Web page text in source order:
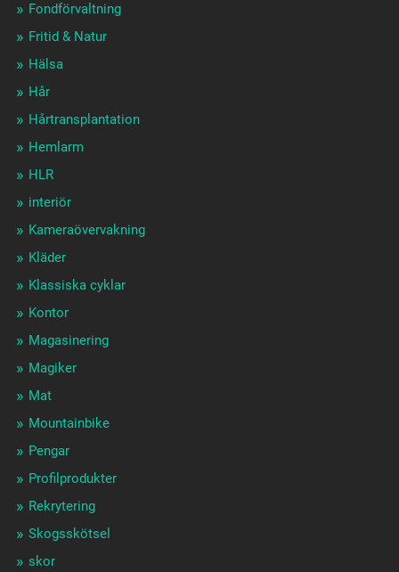
Fondförvaltning
Fritid & Natur
Hälsa
Hår
Hårtransplantation
Hemlarm
HLR
interiör
Kameraövervakning
Kläder
Klassiska cyklar
Kontor
Magasinering
Magiker
Mat
Mountainbike
Pengar
Profilprodukter
Rekrytering
Skogsskötsel
skor